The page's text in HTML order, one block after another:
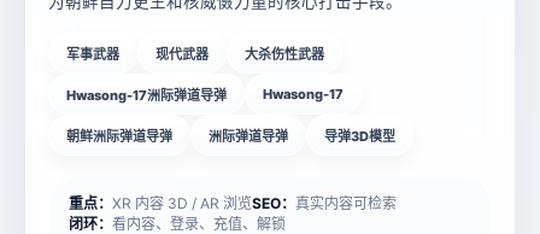
军事武器 现代武器 大杀伤性武器
Hwasong-17洲际弹道导弹 Hwasong-17
朝鲜洲际弹道导弹 洲际弹道导弹 导弹3D模型
重点： XR 内容 3D / AR 浏览SEO： 真实内容可检索
闭环： 看内容、登录、充值、解锁